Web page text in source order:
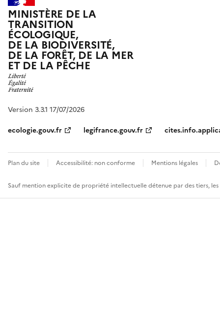
MINISTÈRE DE LA
TRANSITION
ÉCOLOGIQUE,
DE LA BIODIVERSITÉ,
DE LA FORÊT, DE LA MER
ET DE LA PÊCHE
Version 3.3.1 17/07/2026
ecologie.gouv.fr
legifrance.gouv.fr
Plan du site Accessibilité: non conforme Mentions légales
Sauf mention explicite de propriété intellectuelle détenue par des tiers,